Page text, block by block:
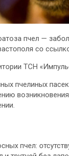
пчел —
со
ТСН
пчелиных
пчел: